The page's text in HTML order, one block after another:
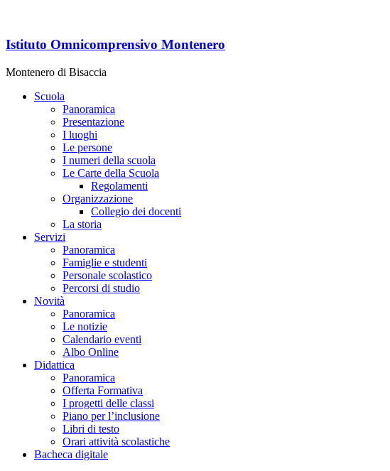
Istituto Omnicomprensivo Montenero
Montenero di Bisaccia
Scuola
Panoramica
Presentazione
I luoghi
Le persone
I numeri della scuola
Le Carte della Scuola
Regolamenti
Organizzazione
Collegio dei docenti
La storia
Servizi
Panoramica
Famiglie e studenti
Personale scolastico
Percorsi di studio
Novità
Panoramica
Le notizie
Calendario eventi
Albo Online
Didattica
Panoramica
Offerta Formativa
I progetti delle classi
Piano per l’inclusione
Libri di testo
Orari attività scolastiche
Bacheca digitale